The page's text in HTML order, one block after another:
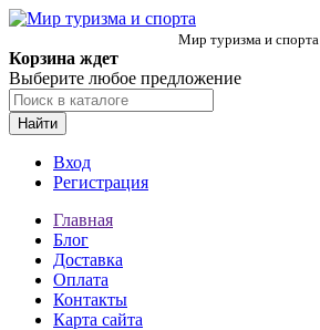
Мир туризма и спорта
Корзина ждет
Выберите любое предложение
Найти
Вход
Регистрация
Главная
Блог
Доставка
Оплата
Контакты
Карта сайта